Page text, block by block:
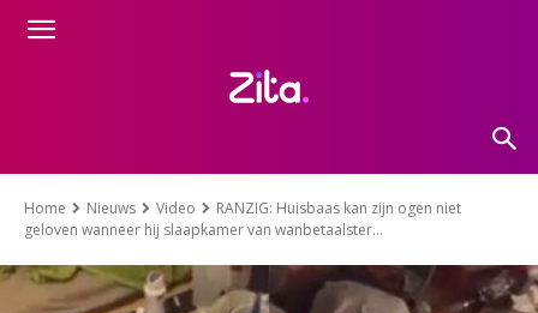
Home Nieuws Video
RANZIG: Huisbaas kan zijn ogen niet
geloven wanneer hij slaapkamer van wanbetaalster...